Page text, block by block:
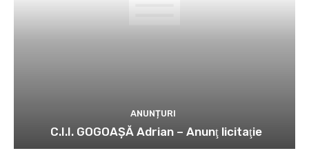
ANUNȚURI
C.I.I. GOGOAŞĂ Adrian – Anunţ licitaţie